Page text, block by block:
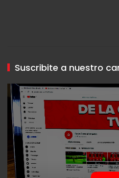
Suscribite a nuestro